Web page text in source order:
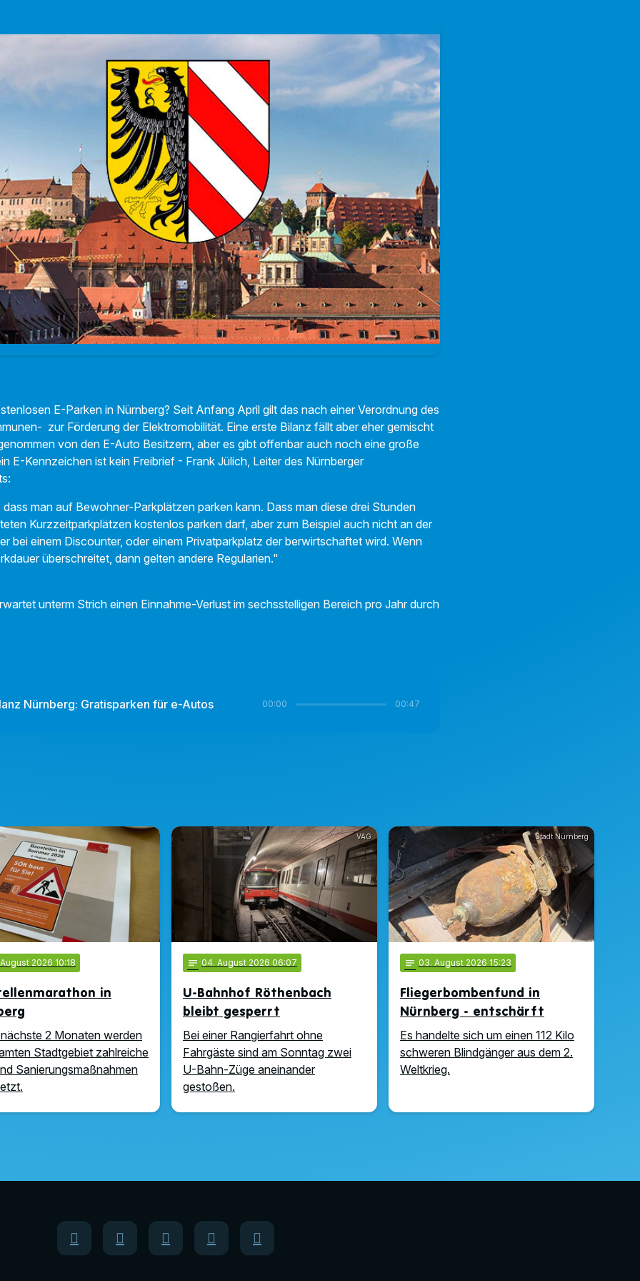
E-Parken in Nürnberg? Seit Anfang April gilt das nach einer Verordnung des
zur Förderung der Elektromobilität. Eine erste Bilanz fällt aber eher gemischt
von den E-Auto Besitzern, aber es gibt offenbar auch noch eine große
E-Kennzeichen ist kein Freibrief - Frank Jülich, Leiter des Nürnberger
man auf Bewohner-Parkplätzen parken kann. Dass man diese drei Stunden
Kurzzeitparkplätzen kostenlos parken darf, aber zum Beispiel auch nicht an der
bei einem Discounter, oder einem Privatparkplatz der berwirtschaftet wird. Wenn
überschreitet, dann gelten andere Regularien."
unterm Strich einen Einnahme-Verlust im sechsstelligen Bereich pro Jahr durch
Nürnberg: Gratisparken für e-Autos 00:00 00:47
2026 10:18
in
2 Monaten werden
Stadtgebiet zahlreiche
Sanierungsmaßnahmen
VAG
notes 04. August 2026 06:07
U-Bahnhof Röthenbach
bleibt gesperrt
Bei einer Rangierfahrt ohne
Fahrgäste sind am Sonntag zwei
U-Bahn-Züge aneinander
gestoßen.
Stadt Nürnberg
notes 03. August 2026 15:23
Fliegerbombenfund in
Nürnberg - entschärft
Es handelte sich um einen 112 Kilo
schweren Blindgänger aus dem 2.
Weltkrieg.